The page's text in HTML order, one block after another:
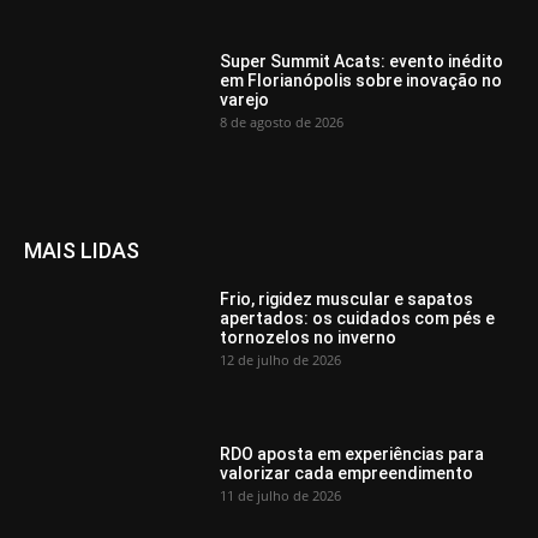
Super Summit Acats: evento inédito
em Florianópolis sobre inovação no
varejo
8 de agosto de 2026
MAIS LIDAS
Frio, rigidez muscular e sapatos
apertados: os cuidados com pés e
tornozelos no inverno
12 de julho de 2026
RDO aposta em experiências para
valorizar cada empreendimento
11 de julho de 2026